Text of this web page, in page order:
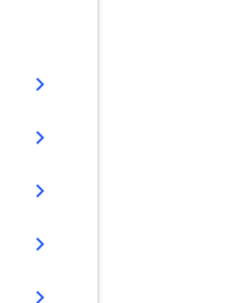
chevron_right
chevron_right
chevron_right
chevron_right
chevron_right